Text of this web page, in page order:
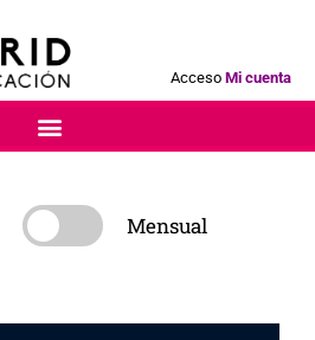
Acceso Mi cuenta
Mensual